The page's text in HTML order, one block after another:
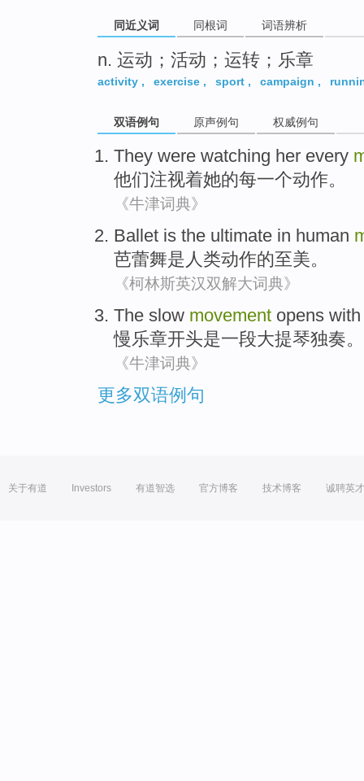
同近义词 同根词 词语辨析
n. 运动；活动；运转；乐章
activity , exercise , sport , campaign ,
双语例句 原声例句 权威例句
They were watching her every
他们注视着她的每一个动作。
《牛津词典》
Ballet is the ultimate in human
芭蕾舞是 人类动作的至美。
《柯林斯英汉双解大词典》
The slow movement opens with
慢乐章开头是一段大提琴独奏。
《牛津词典》
更多双语例句
关于有道 Investors 有道智选 官方博客 技术博客 诚聘英才